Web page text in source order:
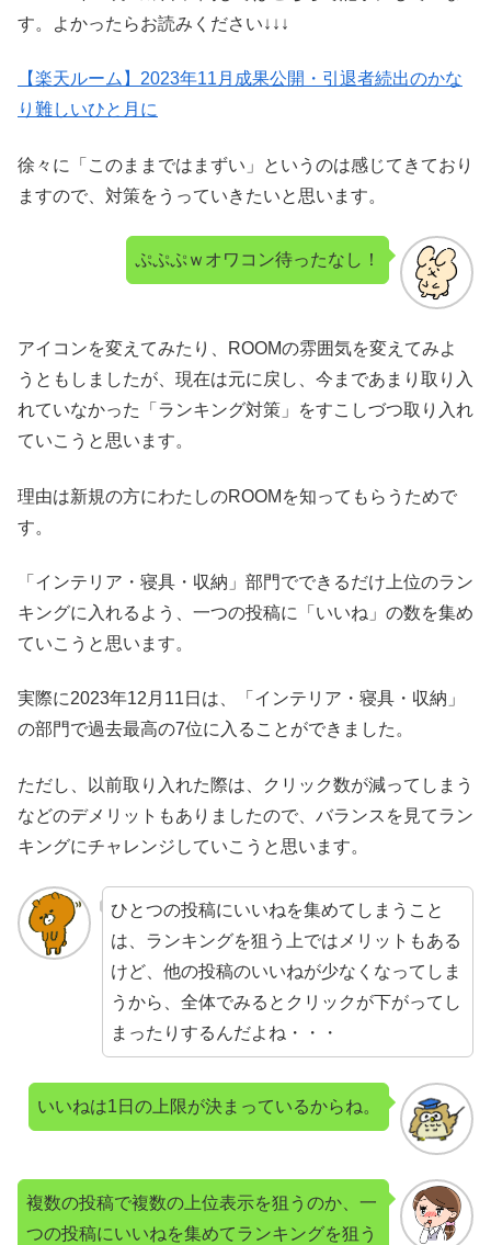
す。よかったらお読みください↓↓↓
【楽天ルーム】2023年11月成果公開・引退者続出のかな
り難しいひと月に
徐々に「このままではまずい」というのは感じてきており
ますので、対策をうっていきたいと思います。
ぷぷぷｗオワコン待ったなし！
アイコンを変えてみたり、ROOMの雰囲気を変えてみよ
うともしましたが、現在は元に戻し、今まであまり取り入
れていなかった「ランキング対策」をすこしづつ取り入れ
ていこうと思います。
理由は新規の方にわたしのROOMを知ってもらうためで
す。
「インテリア・寝具・収納」部門でできるだけ上位のラン
キングに入れるよう、一つの投稿に「いいね」の数を集め
ていこうと思います。
実際に2023年12月11日は、「インテリア・寝具・収納」
の部門で過去最高の7位に入ることができました。
ただし、以前取り入れた際は、クリック数が減ってしまう
などのデメリットもありましたので、バランスを見てラン
キングにチャレンジしていこうと思います。
ひとつの投稿にいいねを集めてしまうこと
は、ランキングを狙う上ではメリットもある
けど、他の投稿のいいねが少なくなってしま
うから、全体でみるとクリックが下がってし
まったりするんだよね・・・
いいねは1日の上限が決まっているからね。
複数の投稿で複数の上位表示を狙うのか、一
つの投稿にいいねを集めてランキングを狙う